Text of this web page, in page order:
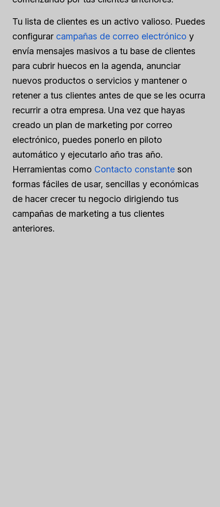
Tu lista de clientes es un activo valioso. Puedes
configurar campañas de correo electrónico y
envía mensajes masivos a tu base de clientes
para cubrir huecos en la agenda, anunciar
nuevos productos o servicios y mantener o
retener a tus clientes antes de que se les ocurra
recurrir a otra empresa. Una vez que hayas
creado un plan de marketing por correo
electrónico, puedes ponerlo en piloto
automático y ejecutarlo año tras año.
Herramientas como Contacto constante son
formas fáciles de usar, sencillas y económicas
de hacer crecer tu negocio dirigiendo tus
campañas de marketing a tus clientes
anteriores.